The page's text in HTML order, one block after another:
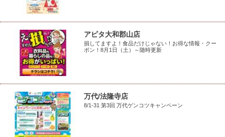
アピタ大和郡山店
損してますよ！食品だけじゃない！お得な情報・クー
ポン！8月1日（土）～随時更新
万代/法隆寺店
8/1-31 第3回 万代ゲンコツキャンペーン